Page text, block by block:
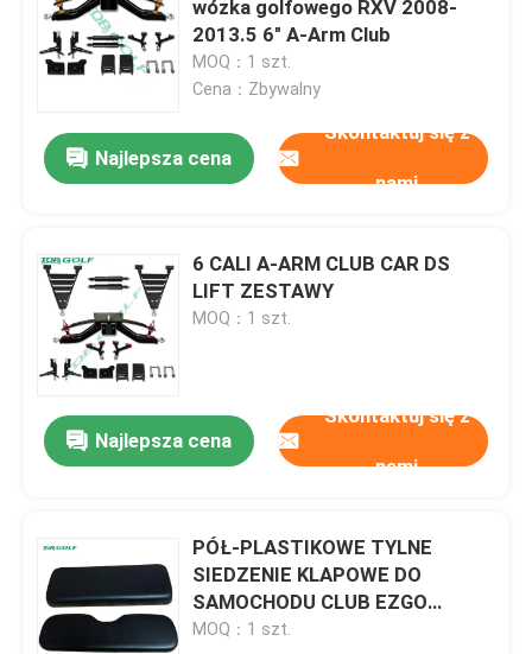
Odwracane siedzenie wózka golfowego
Obudowy wózków golfowych
Części samochodowe klubowe OEM
Wózek golfowy Bateria litowa
Części do wózków golfowych LVTONG
wózka golfowego RXV 2008-
2013.5 6" A-Arm Club
MOQ：1 szt.
Cena：Zbywalny
Najlepsza cena
Skontaktuj się z
nami
6 CALI A-ARM CLUB CAR DS
LIFT ZESTAWY
MOQ：1 szt.
Najlepsza cena
Skontaktuj się z
nami
PÓŁ-PLASTIKOWE TYLNE
SIEDZENIE KLAPOWE DO
SAMOCHODU CLUB EZGO
YAMAHA GOLF CART
MOQ：1 szt.